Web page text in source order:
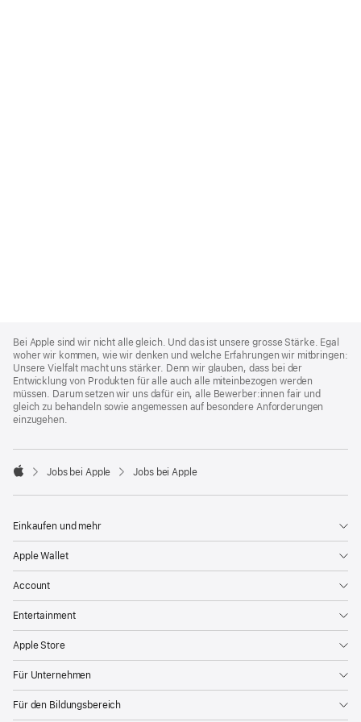
Footer
Bei Apple sind wir nicht alle gleich. Und das ist unsere grosse Stärke. Egal
woher wir kommen, wie wir denken und welche Erfahrungen wir mitbringen:
Unsere Vielfalt macht uns stärker. Denn wir glauben, dass bei der
Entwicklung von Produkten für alle auch alle miteinbezogen werden
müssen. Darum setzen wir uns dafür ein, alle Bewerber:innen fair und
gleich zu behandeln sowie angemessen auf besondere Anforderungen
einzugehen.

Jobs bei Apple Jobs bei Apple
Einkaufen und mehr
Apple Wallet
Account
Entertainment
Apple Store
Für Unternehmen
Für den Bildungsbereich